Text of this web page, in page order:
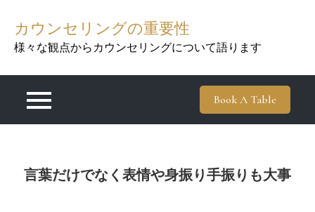
content
カウンセリングの重要性
様々な観点からカウンセリングについて語ります
Book A Table
言葉だけでなく表情や身振り手振りも大事